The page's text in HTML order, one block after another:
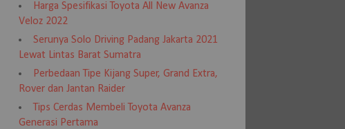
Harga Spesifikasi Toyota All New Avanza
Veloz 2022
Serunya Solo Driving Padang Jakarta 2021
Lewat Lintas Barat Sumatra
Perbedaan Tipe Kijang Super, Grand Extra,
Rover dan Jantan Raider
Tips Cerdas Membeli Toyota Avanza
Generasi Pertama